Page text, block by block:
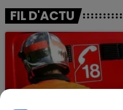
FIL D'ACTU